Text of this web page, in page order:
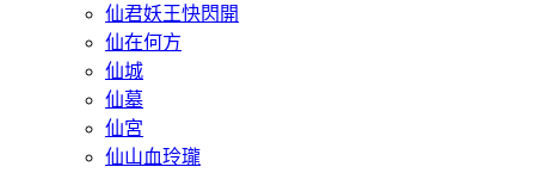
仙君妖王快閃開
仙在何方
仙城
仙墓
仙宮
仙山血玲瓏